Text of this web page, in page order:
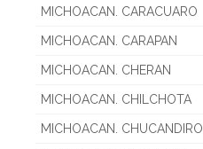
MICHOACAN. CARACUARO
MICHOACAN. CARAPAN
MICHOACAN. CHERAN
MICHOACAN. CHILCHOTA
MICHOACAN. CHUCANDIRO